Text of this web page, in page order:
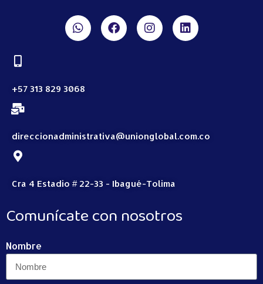
+57 313 829 3068
direccionadministrativa@unionglobal.com.co
Cra 4 Estadio # 22-33 - Ibagué-Tolima
Comunícate con nosotros
Nombre